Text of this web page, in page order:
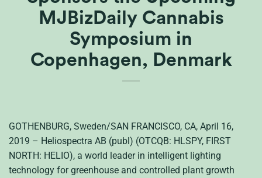
MJBizDaily Cannabis
Symposium in
Copenhagen, Denmark
GOTHENBURG, Sweden/SAN FRANCISCO, CA, April 16,
2019 – Heliospectra AB (publ) (OTCQB: HLSPY, FIRST
NORTH: HELIO), a world leader in intelligent lighting
technology for greenhouse and controlled plant growth